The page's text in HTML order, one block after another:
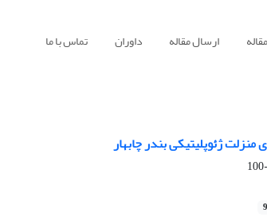
ارسال مقاله داوران تماس با ما
ژئوپلیتیکی بندر چابهار